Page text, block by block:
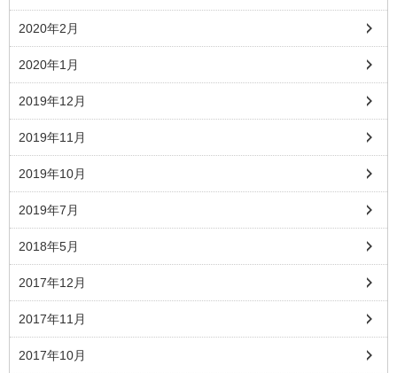
2020年2月
2020年1月
2019年12月
2019年11月
2019年10月
2019年7月
2018年5月
2017年12月
2017年11月
2017年10月